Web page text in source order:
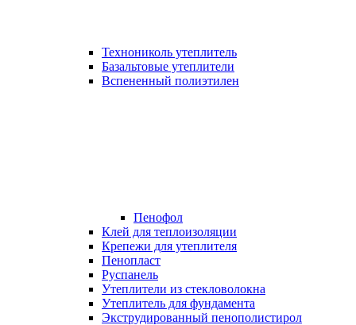
Технониколь утеплитель
Базальтовые утеплители
Вспененный полиэтилен
Пенофол
Клей для теплоизоляции
Крепежи для утеплителя
Пенопласт
Руспанель
Утеплители из стекловолокна
Утеплитель для фундамента
Экструдированный пенополистирол